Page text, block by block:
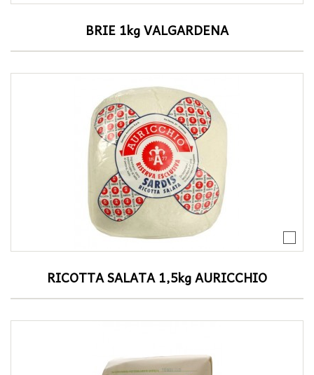
BRIE 1kg VALGARDENA
RICOTTA SALATA 1,5kg AURICCHIO